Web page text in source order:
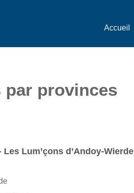
Accueil
par provinces
Les Lum’çons d’Andoy-Wierde